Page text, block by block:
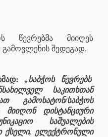
წევრებმა მიიღეს
შედეგად.
„საბჭოს წევრებს
საკითხთან
გამოხატონ/საბჭოს
მიიღონ დისტანციური
საშუალების
ქსელი, ელექტრონული